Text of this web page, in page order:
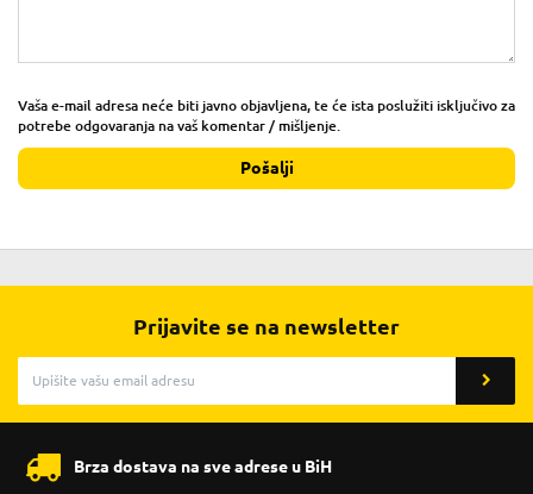
Vaša e-mail adresa neće biti javno objavljena, te će ista poslužiti isključivo za
potrebe odgovaranja na vaš komentar / mišljenje.
Pošalji
Prijavite se na newsletter
Brza dostava na sve adrese u BiH